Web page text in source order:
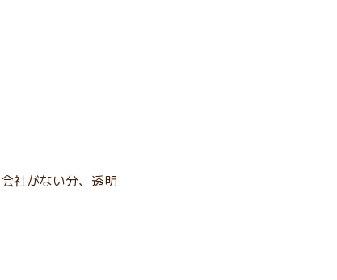
社がない分、透明